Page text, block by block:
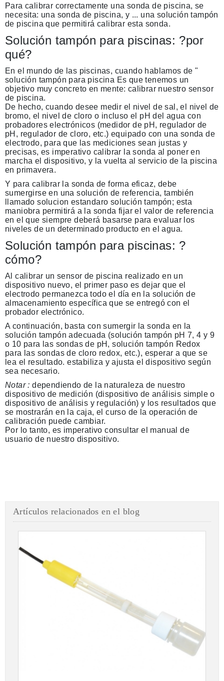
Para calibrar correctamente una sonda de piscina, se
necesita: una sonda de piscina, y ... una solución tampón
de piscina que permitirá calibrar esta sonda.
Solución tampón para piscinas: ?por
qué?
En el mundo de las piscinas, cuando hablamos de "
solución tampón para piscina Es que tenemos un
objetivo muy concreto en mente: calibrar nuestro sensor
de piscina.
De hecho, cuando desee medir el nivel de sal, el nivel de
bromo, el nivel de cloro o incluso el pH del agua con
probadores electrónicos (medidor de pH, regulador de
pH, regulador de cloro, etc.) equipado con una sonda de
electrodo, para que las mediciones sean justas y
precisas, es imperativo calibrar la sonda al poner en
marcha el dispositivo, y la vuelta al servicio de la piscina
en primavera.
Y para calibrar la sonda de forma eficaz, debe
sumergirse en una solución de referencia, también
llamadosolucion estandaro solución tampón; esta
maniobra permitirá a la sonda fijar el valor de referencia
en el que siempre deberá basarse para evaluar los
niveles de un determinado producto en el agua.
Solución tampón para piscinas: ?
cómo?
Al calibrar un sensor de piscina realizado en un
dispositivo nuevo, el primer paso es dejar que el
electrodo permanezca todo el día en la solución de
almacenamiento específica que se entregó con el
probador electrónico.
A continuación, basta con sumergir la sonda en la
solución tampón adecuada (solución tampón pH 7, 4 y 9
o 10 para las sondas de pH, solución tampón Redox
para las sondas de cloro redox, etc.), esperar a que se
lea el resultado. estabiliza y ajusta el dispositivo según
sea necesario.
Notar : dependiendo de la naturaleza de nuestro
dispositivo de medición (dispositivo de análisis simple o
dispositivo de análisis y regulación) y los resultados que
se mostrarán en la caja, el curso de la operación de
calibración puede cambiar.
Por lo tanto, es imperativo consultar el manual de
usuario de nuestro dispositivo.
Artículos relacionados en el blog